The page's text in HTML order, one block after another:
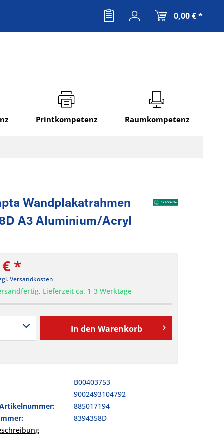
0,00 € *
Printkompetenz Raumkompetenz
Wandplakatrahmen
A3 Aluminium/Acryl
€ *
Versandkosten
Lieferzeit ca. 1-3 Werktage
In den Warenkorb
B00403753
9002493104792
885017194
8394358D